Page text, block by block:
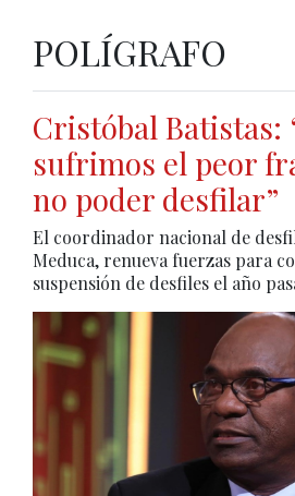
POLÍGRAFO
Cristóbal Batistas:
sufrimos el peor
no poder desfilar”
El coordinador nacional de
Meduca, renueva fuerzas para
suspensión de desfiles el año